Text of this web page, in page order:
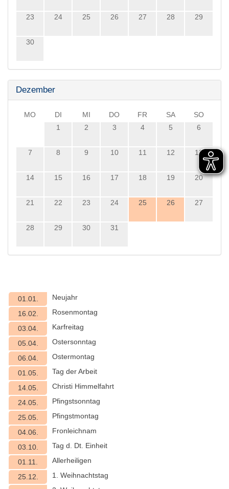
23 24 25 26 27 28 29
30
Dezember
MO DI MI DO FR SA
SO
1
2 3 4 5 6
7 8 9 10 11 12 13
14 15 16 17 18 19 20
21 22 23 24 25 26 27
28 29 30 31
01.01.
Neujahr
16.02.
Rosenmontag
03.04.
Karfreitag
05.04.
Ostersonntag
06.04.
Ostermontag
01.05.
Tag der Arbeit
14.05.
Christi Himmelfahrt
24.05.
Pfingstsonntag
25.05.
Pfingstmontag
04.06.
Fronleichnam
03.10.
Tag d. Dt. Einheit
01.11.
Allerheiligen
25.12.
1. Weihnachtstag